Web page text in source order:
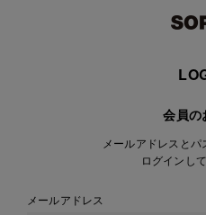
会員の
メールアドレスと
ログインし
メールアドレス